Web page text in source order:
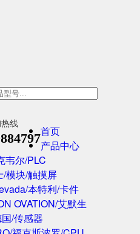
线
首页
产品中心
韦尔/PLC
模块/触摸屏
本特利/卡件
OVATION/艾默生
/传感器